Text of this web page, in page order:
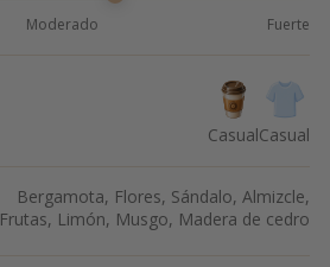
Moderado Fuerte
CasualCasual
Bergamota, Flores, Sándalo, Almizcle,
Frutas, Limón, Musgo, Madera de cedro